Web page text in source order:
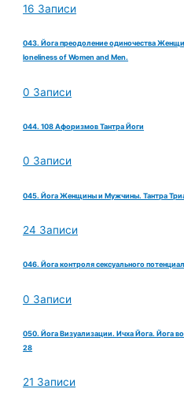
16 Записи
043. Йога преодоление одиночества
loneliness of Women and Men.
0 Записи
044. 108 Афоризмов Тантра Йоги
0 Записи
045. Йога Женщины и Мужчины. Тантра
24 Записи
046. Йога контроля сексуального
0 Записи
050. Йога Визуализации. Ичха Йога. Йога
28
21 Записи